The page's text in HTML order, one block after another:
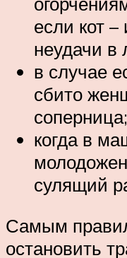
если кот
неудачи в
в случае
сбито
соперница;
когда в
сулящий
Самым
остановить